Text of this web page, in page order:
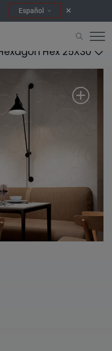
Español
Hex 25X30